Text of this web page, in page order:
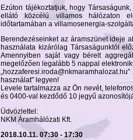
Ezúton tájékoztatjuk, hogy
ellátó közcélú villamos hálózaton
időtartamában a villamosenergia-
Berendezéseinket az áramszünet ideje
használata kizárólag Társaságunktól
Amennyiben saját vagy bérelt
megelőzően legalább 5 nappal
használat" legyen!
Levele tartalmazza az Ön nevét,
és 0400-val kezdődő 10 jegyű
Üdvözlettel:
NKM Áramhálózati Kft.
2018.10.11. 07:30 - 17:30